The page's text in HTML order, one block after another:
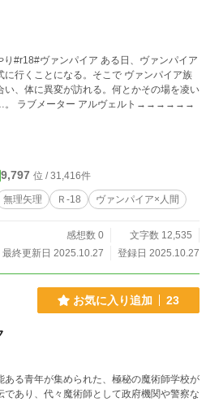
パイア ある日、ヴァンパイア
行くことになる。そこで ヴァンパイア族
、体に異変が訪れる。何とかその場を凌い
9,797 位 / 31,416件
無理矢理 Ｒ-18 ヴァンパイア×人間
感想数 0
文字数 12,535
最終更新日 2025.10.27
登録日 2025.10.27
お気に入り追加 23
る青年が集められた、極秘の魔術師学校が
あり、代々魔術師として政府機関や警察な